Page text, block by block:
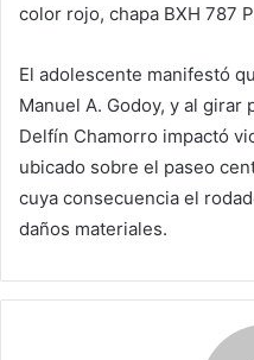
color rojo, chapa BXH 787
El adolescente manifestó
Manuel A. Godoy, y al girar
Delfín Chamorro impactó
ubicado sobre el paseo
cuya consecuencia el
daños materiales.